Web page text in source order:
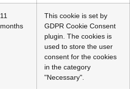
11
months
This cookie is set by
GDPR Cookie Consent
plugin. The cookies is
used to store the user
consent for the cookies
in the category
"Necessary".